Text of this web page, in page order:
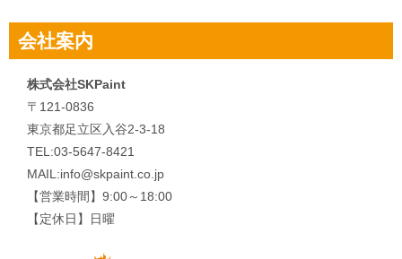
会社案内
株式会社SKPaint
〒121-0836
東京都足立区入谷2-3-18
TEL:03-5647-8421
MAIL:info@skpaint.co.jp
【営業時間】9:00～18:00
【定休日】日曜